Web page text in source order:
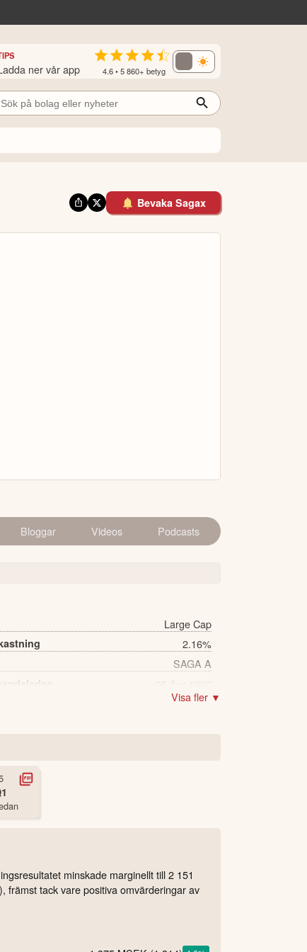
ner vår app 4.6 • 5 860+ betyg
Bevaka Sagax
Bloggar Videos Podcasts
Large Cap
2.16%
SAGA A
05 Apr 1999
430 st
Visa fler ▼
minskade marginellt till 2 151
främst tack vare positiva omvärderingar av